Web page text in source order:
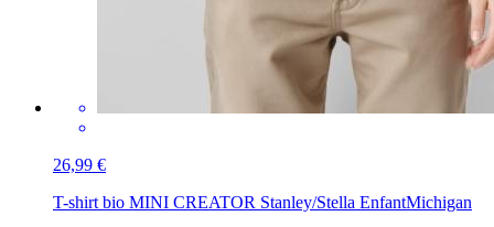
26,99 €
T-shirt bio MINI CREATOR Stanley/Stella EnfantMichigan